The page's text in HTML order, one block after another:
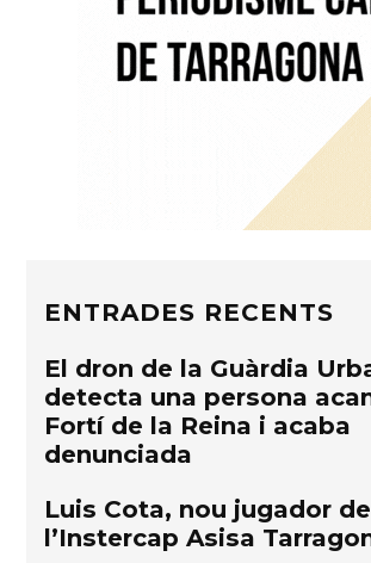
ENTRADES RECENTS
El dron de la Guàrdia
detecta una persona
Fortí de la Reina i acaba
denunciada
Luis Cota, nou jugador de
l’Instercap Asisa